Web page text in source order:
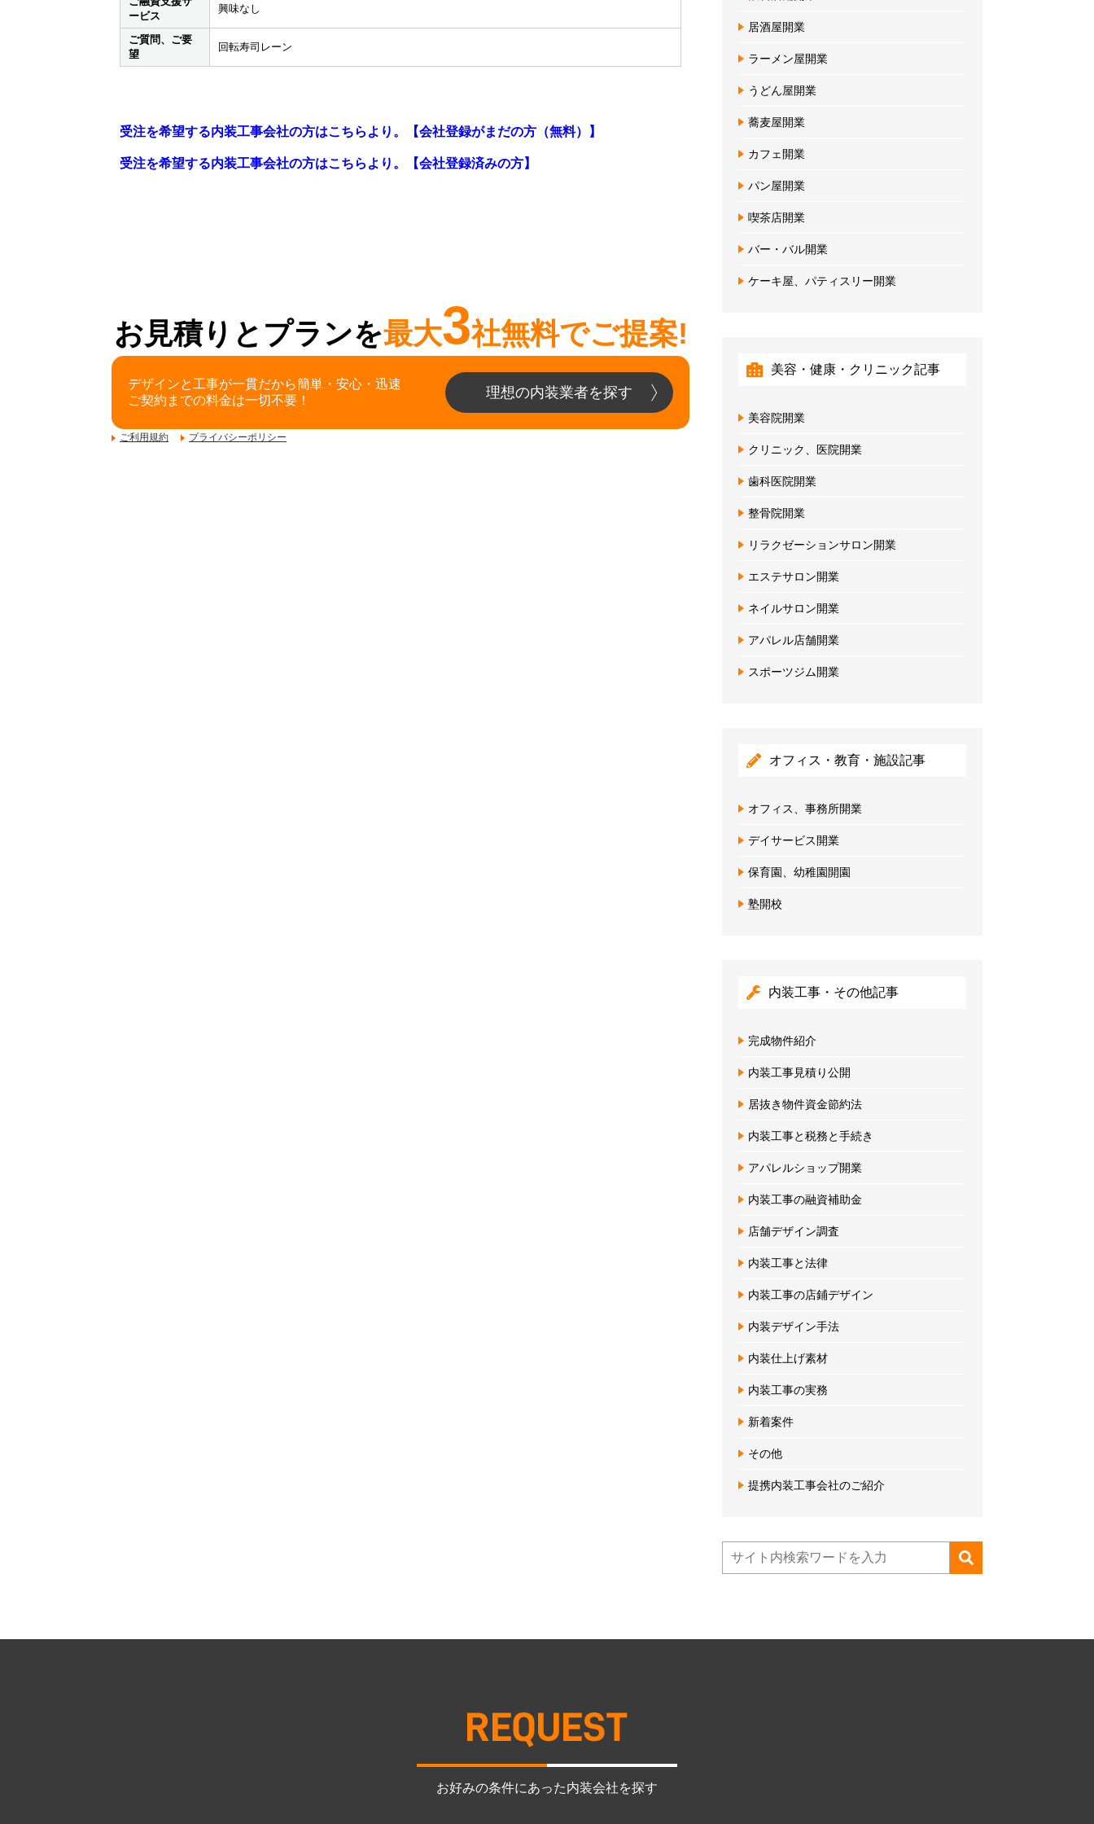
ービス
興味なし
ご質問、ご要
望
回転寿司レーン
受注を希望する内装工事会社の方はこちらより。【会社登録がまだの方（無料）】
受注を希望する内装工事会社の方はこちらより。 【会社登録済みの方】
お見積りとプランを最大3社無料でご提案!
デザインと工事が一貫だから簡単・安心・迅速
ご契約までの料金は一切不要！
理想の内装業者を探す
ご利用規約 プライバシーポリシー
居酒屋開業
ラーメン屋開業
うどん屋開業
蕎麦屋開業
カフェ開業
パン屋開業
喫茶店開業
バー・バル開業
ケーキ屋、パティスリー開業
美容・健康・クリニック記事
美容院開業
クリニック、医院開業
歯科医院開業
整骨院開業
リラクゼーションサロン開業
エステサロン開業
ネイルサロン開業
アパレル店舗開業
スポーツジム開業
オフィス・教育・施設記事
オフィス、事務所開業
デイサービス開業
保育園、幼稚園開園
塾開校
内装工事・その他記事
完成物件紹介
内装工事見積り公開
居抜き物件資金節約法
内装工事と税務と手続き
アパレルショップ開業
内装工事の融資補助金
店舗デザイン調査
内装工事と法律
内装工事の店鋪デザイン
内装デザイン手法
内装仕上げ素材
内装工事の実務
新着案件
その他
提携内装工事会社のご紹介
お好みの条件にあった内装会社を探す